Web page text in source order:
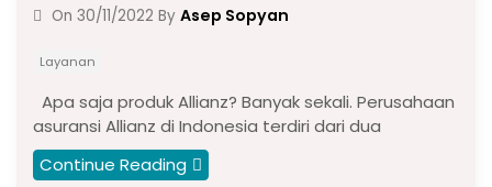
On 30/11/2022 By Asep Sopyan
Layanan
Apa saja produk Allianz? Banyak sekali. Perusahaan
asuransi Allianz di Indonesia terdiri dari dua
Continue Reading